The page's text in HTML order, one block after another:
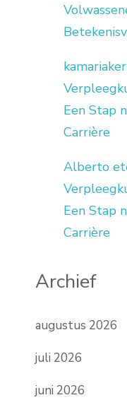
Een Stap
Carrière
Alberto
Een Stap
Carrière
Archief
augustus 2026
juli 2026
juni 2026